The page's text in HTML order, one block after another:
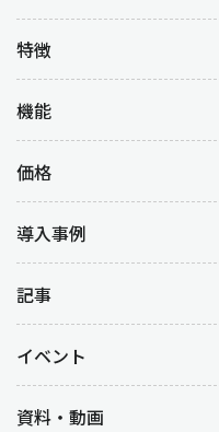
特徴
機能
価格
導入事例
記事
イベント
資料・動画